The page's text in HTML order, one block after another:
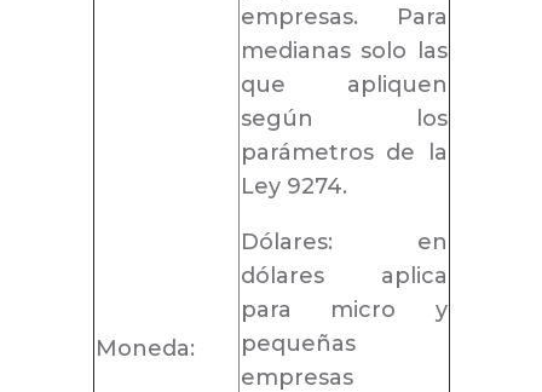
Moneda:
empresas. Para
medianas solo las
que apliquen
según los
parámetros de la
Ley 9274.
Dólares: en
dólares aplica
para micro y
pequeñas
empresas